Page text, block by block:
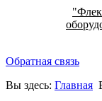
Обратная связь
Вы здесь: Главная